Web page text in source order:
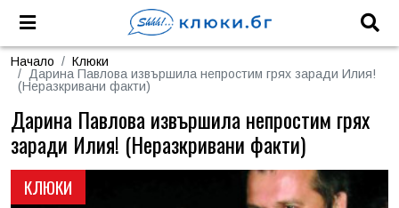
Начало
Клюки
Дарина Павлова извършила непростим грях заради Илия!
(Неразкривани факти)
КЛЮКИ
Дарина Павлова извършила непростим грях
заради Илия! (Неразкривани факти)